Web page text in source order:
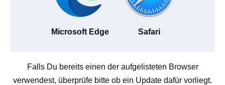
Microsoft Edge Safari
Falls Du bereits einen der aufgelisteten Browser
verwendest, überprüfe bitte ob ein Update dafür vorliegt.